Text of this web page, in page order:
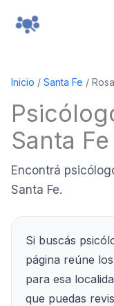
Inicio / Santa Fe /
Santa Fe
Encontrá
Santa Fe.
Si buscás
página reúne
para esa
que puedas